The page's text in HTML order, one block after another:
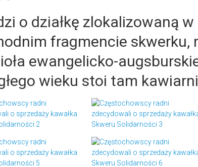
o działkę zlokalizowaną w
fragmencie skwerku,
ewangelicko-
wieku stoi tam